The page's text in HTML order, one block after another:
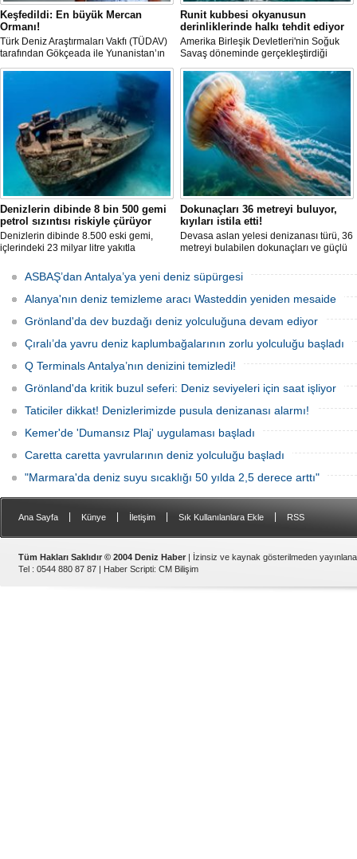
Keşfedildi: En büyük Mercan
Ormanı!
Türk Deniz Araştırmaları Vakfı (TÜDAV)
tarafından Gökçeada ile Yunanistan’ın
Semadirek Adası arasında yürütülen
araştırmada, Türkiye kara sularında 70
ila 120 metre derinlikte ve 2
kilometreden fazla uzunlukta, Ege
Denizi’ndeki en büyük mercan ormanı
keşfedildi.
Runit kubbesi okyanusun
derinliklerinde halkı tehdit ediyor
Amerika Birleşik Devletleri'nin Soğuk
Savaş döneminde gerçekleştirdiği
nükleer testlerin ardından kalan
radyoaktif atıkların üzerini kapatan Runit
Kubbesi, çevresel riskler ve deniz
seviyesindeki yükselmeler nedeniyle
tartışma konusu olmaya devam ediyor.
Denizlerin dibinde 8 bin 500 gemi
petrol sızıntısı riskiyle çürüyor
Denizlerin dibinde 8.500 eski gemi,
içlerindeki 23 milyar litre yakıtla
enkazlardan olası petrol sızıntılarının
deniz ekosistemleri için büyük bir tehdit
oluşturduğunu belirtiyor.
Dokunaçları 36 metreyi buluyor,
kıyıları istila etti!
Devasa aslan yelesi denizanası türü, 36
metreyi bulabilen dokunaçları ve güçlü
akıntıların bu olağan dışı yoğunluğa
neden olduğunu belirtiyor.
ASBAŞ’dan Antalya’ya yeni deniz süpürgesi
Alanya'nın deniz temizleme aracı Wasteddin yeniden mesaide
Grönland'da dev buzdağı deniz yolculuğuna devam ediyor
Çıralı’da yavru deniz kaplumbağalarının zorlu yolculuğu başladı
Q Terminals Antalya’nın denizini temizledi!
Grönland'da kritik buzul seferi: Deniz seviyeleri için saat işliyor
Taticiler dikkat! Denizlerimizde pusula denizanası alarmı!
Kemer'de 'Dumansız Plaj' uygulaması başladı
Caretta caretta yavrularının deniz yolculuğu başladı
"Marmara'da deniz suyu sıcaklığı 50 yılda 2,5 derece arttı"
Ana Sayfa Künye İletişim Sık Kullanılanlara Ekle RSS
Tüm Hakları Saklıdır © 2004 Deniz Haber | İzinsiz ve kaynak gösterilmeden
Tel : 0544 880 87 87 | Haber Scripti: CM Bilişim